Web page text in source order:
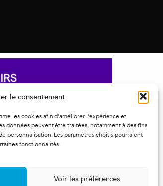
le consentement
les cookies afin d’améliorer l’expérience et
données peuvent être traitées, notamment à des fins
personnalisation. Les paramètres choisis pourraient
fonctionnalités.
Voir les préférences